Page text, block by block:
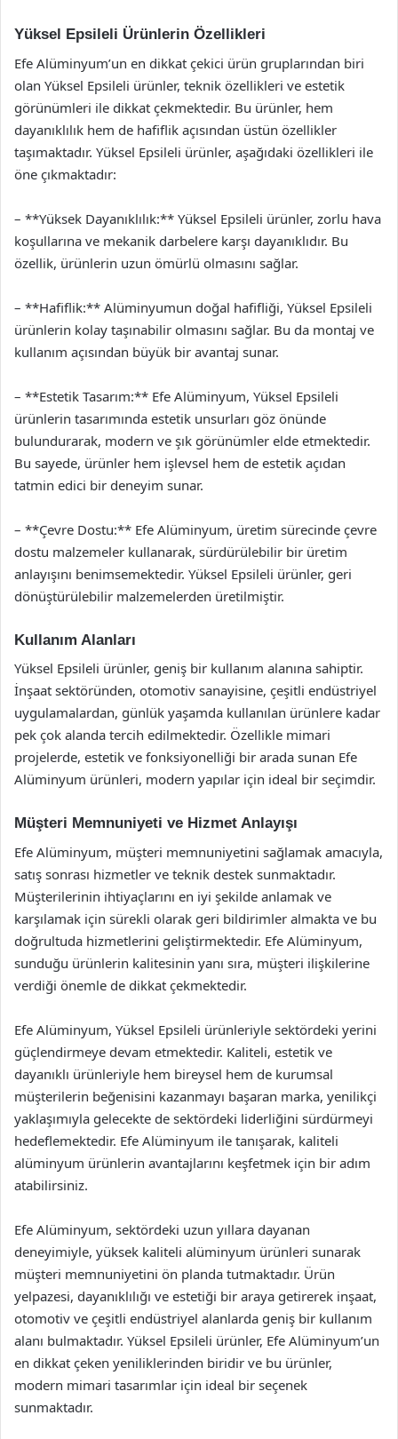
Yüksel Epsileli Ürünlerin Özellikleri
Efe Alüminyum’un en dikkat çekici ürün gruplarından biri
olan Yüksel Epsileli ürünler, teknik özellikleri ve estetik
görünümleri ile dikkat çekmektedir. Bu ürünler, hem
dayanıklılık hem de hafiflik açısından üstün özellikler
taşımaktadır. Yüksel Epsileli ürünler, aşağıdaki özellikleri ile
öne çıkmaktadır:
– **Yüksek Dayanıklılık:** Yüksel Epsileli ürünler, zorlu hava
koşullarına ve mekanik darbelere karşı dayanıklıdır. Bu
özellik, ürünlerin uzun ömürlü olmasını sağlar.
– **Hafiflik:** Alüminyumun doğal hafifliği, Yüksel Epsileli
ürünlerin kolay taşınabilir olmasını sağlar. Bu da montaj ve
kullanım açısından büyük bir avantaj sunar.
– **Estetik Tasarım:** Efe Alüminyum, Yüksel Epsileli
ürünlerin tasarımında estetik unsurları göz önünde
bulundurarak, modern ve şık görünümler elde etmektedir.
Bu sayede, ürünler hem işlevsel hem de estetik açıdan
tatmin edici bir deneyim sunar.
– **Çevre Dostu:** Efe Alüminyum, üretim sürecinde çevre
dostu malzemeler kullanarak, sürdürülebilir bir üretim
anlayışını benimsemektedir. Yüksel Epsileli ürünler, geri
dönüştürülebilir malzemelerden üretilmiştir.
Kullanım Alanları
Yüksel Epsileli ürünler, geniş bir kullanım alanına sahiptir.
İnşaat sektöründen, otomotiv sanayisine, çeşitli endüstriyel
uygulamalardan, günlük yaşamda kullanılan ürünlere kadar
pek çok alanda tercih edilmektedir. Özellikle mimari
projelerde, estetik ve fonksiyonelliği bir arada sunan Efe
Alüminyum ürünleri, modern yapılar için ideal bir seçimdir.
Müşteri Memnuniyeti ve Hizmet Anlayışı
Efe Alüminyum, müşteri memnuniyetini sağlamak amacıyla,
satış sonrası hizmetler ve teknik destek sunmaktadır.
Müşterilerinin ihtiyaçlarını en iyi şekilde anlamak ve
karşılamak için sürekli olarak geri bildirimler almakta ve bu
doğrultuda hizmetlerini geliştirmektedir. Efe Alüminyum,
sunduğu ürünlerin kalitesinin yanı sıra, müşteri ilişkilerine
verdiği önemle de dikkat çekmektedir.
Efe Alüminyum, Yüksel Epsileli ürünleriyle sektördeki yerini
güçlendirmeye devam etmektedir. Kaliteli, estetik ve
dayanıklı ürünleriyle hem bireysel hem de kurumsal
müşterilerin beğenisini kazanmayı başaran marka, yenilikçi
yaklaşımıyla gelecekte de sektördeki liderliğini sürdürmeyi
hedeflemektedir. Efe Alüminyum ile tanışarak, kaliteli
alüminyum ürünlerin avantajlarını keşfetmek için bir adım
atabilirsiniz.
Efe Alüminyum, sektördeki uzun yıllara dayanan
deneyimiyle, yüksek kaliteli alüminyum ürünleri sunarak
müşteri memnuniyetini ön planda tutmaktadır. Ürün
yelpazesi, dayanıklılığı ve estetiği bir araya getirerek inşaat,
otomotiv ve çeşitli endüstriyel alanlarda geniş bir kullanım
alanı bulmaktadır. Yüksel Epsileli ürünler, Efe Alüminyum’un
en dikkat çeken yeniliklerinden biridir ve bu ürünler,
modern mimari tasarımlar için ideal bir seçenek
sunmaktadır.